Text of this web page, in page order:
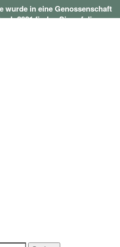
wurde in eine Genossenschaft
ab 2021 finden Sie aufdieser